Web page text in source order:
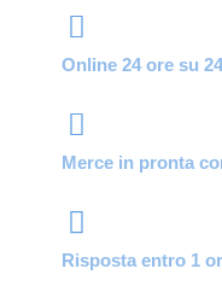
Online 24 ore su 24
Merce in pronta
Risposta entro 1